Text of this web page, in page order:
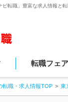
転職」豊富な求人情報と
転職フェ
転職・求人情報TOP 東